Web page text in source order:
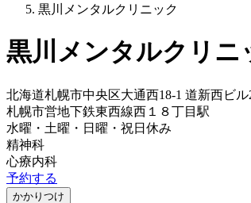
黒川メンタルクリニック
黒川メンタルクリニ
北海道札幌市中央区大通西18-1 道新西ビル
札幌市営地下鉄東西線西１８丁目駅
水曜・土曜・日曜・祝日 休み
精神科
心療内科
予約する
かかりつけ